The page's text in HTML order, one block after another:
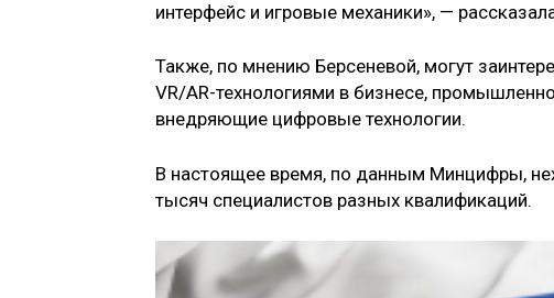
интерфейс и игровые механики», —
Также, по мнению Берсеневой, могут
VR/AR-технологиями в бизнесе,
внедряющие цифровые технологии.
В настоящее время, по данным Минцифры,
тысяч специалистов разных квалификаций.